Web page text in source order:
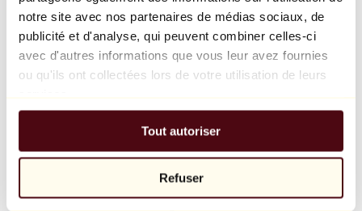
notre site avec nos partenaires de médias sociaux, de
publicité et d'analyse, qui peuvent combiner celles-ci
avec d'autres informations que vous leur avez fournies
ou qu'ils ont collectées lors de votre utilisation de leurs
Tout autoriser
Refuser
Balloon Dog (Orange)
Jeff Koons
10 000 €
Parcourir
Tous les sculpteurs
Tous les photographes